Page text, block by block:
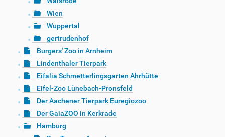
Wien
Wuppertal
gertrudenhof
Burgers' Zoo in Arnheim
Lindenthaler Tierpark
Eifalia Schmetterlingsgarten Ahrhütte
Eifel-Zoo Lünebach-Pronsfeld
Der Aachener Tierpark Euregiozoo
Der GaiaZOO in Kerkrade
Hamburg